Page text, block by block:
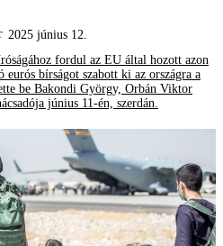
2025 június 12.
fordul az EU által hozott azon
bírságot szabott ki az országra a
be Bakondi György, Orbán Viktor
június 11-én, szerdán.